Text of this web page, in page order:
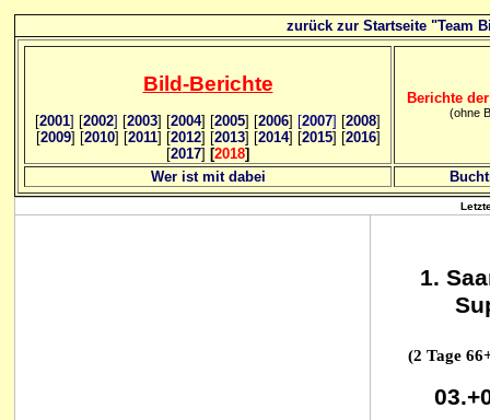
zurück zur Startseite "Team
Bild-Berichte
[2001] [2002] [2003] [2004] [2005] [2006] [2007] [2008]
[2009] [2010] [2011] [2012] [2013] [2014] [2015] [2016]
[2017] [2018]
Berichte
(ohne
Wer ist mit dabei
1.
(2 Tage